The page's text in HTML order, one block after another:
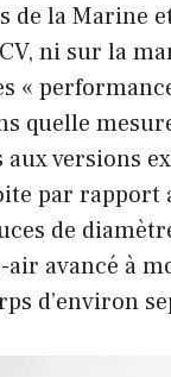
la Marine
ni sur la
«
quelle
versions
par rapport
de
avancé à
d’environ